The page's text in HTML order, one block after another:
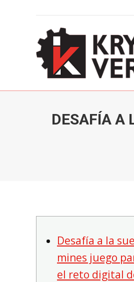
DESAFÍA A
Desafía a la
mines juego
el reto digital